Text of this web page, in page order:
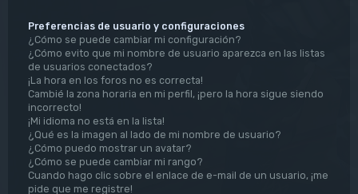
Preferencias de usuario y configuraciones
¿Cómo se puede cambiar mi configuración?
¿Cómo evito que mi nombre de usuario aparezca en las listas
de usuarios conectados?
¡La hora en los foros no es correcta!
Cambié la zona horaria en mi perfil, ¡pero la hora sigue siendo
incorrecto!
¡Mi idioma no está en la lista!
¿Qué es la imagen al lado de mi nombre de usuario?
¿Cómo puedo mostrar un avatar?
¿Cómo se puede cambiar mi rango?
Cuando hago clic sobre el enlace de e-mail de un usuario, ¡me
pide que me registre!